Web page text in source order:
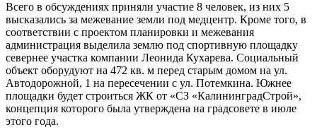
Всего в обсуждениях приняли участие 8 человек, из них 5
высказались за межевание земли под медцентр. Кроме того, в
соответствии с проектом планировки и межевания
администрация выделила землю под спортивную площадку
севернее участка компании Леонида Кухарева. Социальный
объект оборудуют на 472 кв. м перед старым домом на ул.
Автодорожной, 1 на пересечении с ул. Потемкина. Южнее
площадки будет строиться ЖК от «СЗ «КалининградСтрой»,
концепция которого была утверждена на градсовете в июле
этого года.